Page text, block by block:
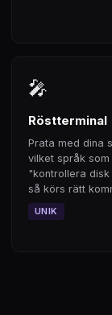
🎤
Röstterminal
Prata med dina
vilket språk som
"kontrollera disk
så körs rätt
UNIK